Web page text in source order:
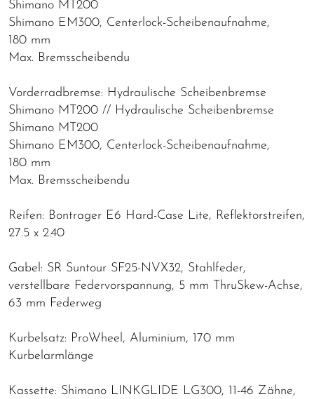
Shimano MT200
Shimano EM300, Centerlock-Scheibenaufnahme,
180 mm
Max. Bremsscheibendu
Vorderradbremse: Hydraulische Scheibenbremse
Shimano MT200 // Hydraulische Scheibenbremse
Shimano MT200
Shimano EM300, Centerlock-Scheibenaufnahme,
180 mm
Max. Bremsscheibendu
Reifen: Bontrager E6 Hard-Case Lite, Reflektorstreifen,
27.5 x 2.40
Gabel: SR Suntour SF25-NVX32, Stahlfeder,
verstellbare Federvorspannung, 5 mm ThruSkew-Achse,
63 mm Federweg
Kurbelsatz: ProWheel, Aluminium, 170 mm
Kurbelarmlänge
Kassette: Shimano LINKGLIDE LG300, 11-46 Zähne,